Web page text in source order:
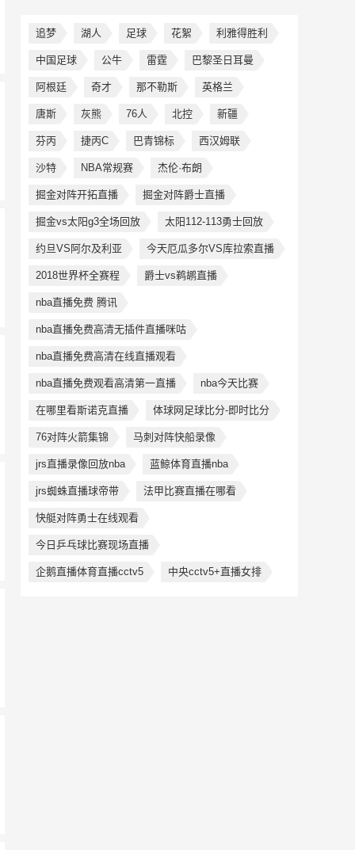
追梦 湖人 足球 花絮 利雅得胜利
中国足球 公牛 雷霆 巴黎圣日耳曼
阿根廷 奇才 那不勒斯 英格兰
唐斯 灰熊 76人 北控 新疆
芬丙 捷丙C 巴青锦标 西汉姆联
沙特 NBA常规赛 杰伦·布朗
掘金对阵开拓直播 掘金对阵爵士直播
掘金vs太阳g3全场回放 太阳112-113勇士回放
约旦VS阿尔及利亚 今天厄瓜多尔VS库拉索直播
2018世界杯全赛程 爵士vs鹈鹕直播
nba直播免费 腾讯
nba直播免费高清无插件直播咪咕
nba直播免费高清在线直播观看
nba直播免费观看高清第一直播 nba今天比赛
在哪里看斯诺克直播 体球网足球比分-即时比分
76对阵火箭集锦 马刺对阵快船录像
jrs直播录像回放nba 蓝鲸体育直播nba
jrs蜘蛛直播球帝带 法甲比赛直播在哪看
快艇对阵勇士在线观看
今日乒乓球比赛现场直播
企鹅直播体育直播cctv5 中央cctv5+直播女排